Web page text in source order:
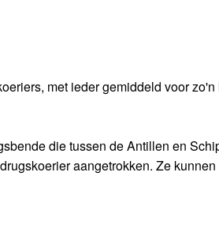
met ieder gemiddeld voor
die tussen de Antillen en
aangetrokken. Ze